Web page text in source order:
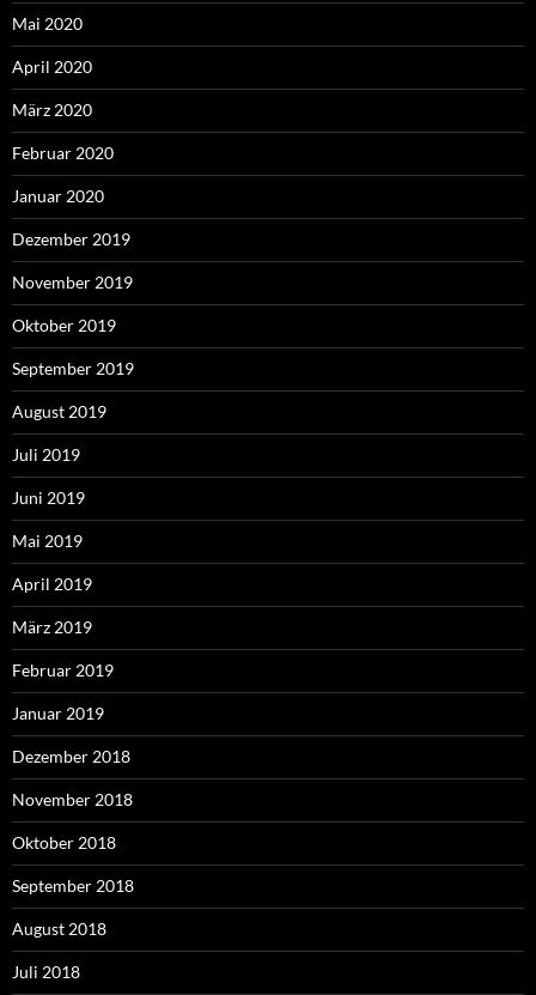
Mai 2020
April 2020
März 2020
Februar 2020
Januar 2020
Dezember 2019
November 2019
Oktober 2019
September 2019
August 2019
Juli 2019
Juni 2019
Mai 2019
April 2019
März 2019
Februar 2019
Januar 2019
Dezember 2018
November 2018
Oktober 2018
September 2018
August 2018
Juli 2018